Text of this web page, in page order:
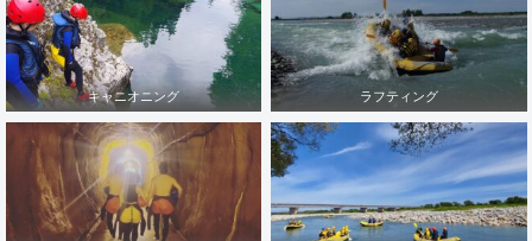
キャニオニング ラフティング